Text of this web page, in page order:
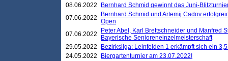
08.06.2022
Bernhard Schmid gewinnt das Juni-
07.06.2022
Bernhard Schmid und Artemij Cadov
Open
07.06.2022
Peter Abel, Karl Brettschneider und Manfred
Bayerische Senioreneinzelmeisterschaft
29.05.2022
Bezirksliga: Leinfelden 1 erkämpft sich ein
24.05.2022
Biergartenturnier am 23.07.2022!